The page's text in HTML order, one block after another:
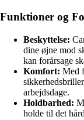
Funktioner og
Beskyttelse:
dine øjne mod
kan forårsage
Komfort: Med
arbejdsdage.
Holdbarhed:
holde til det